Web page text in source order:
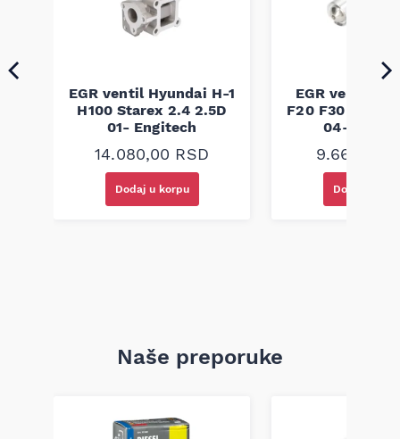
EGR ventil Hyundai H-1
H100 Starex 2.4 2.5D
01- Engitech
14.080,00 RSD
Dodaj u korpu
EGR ventil
F20 F30 1.6D
04-
9.660,00
Dodaj u
Naše preporuke